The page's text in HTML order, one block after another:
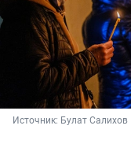
Источник: Булат Салихов